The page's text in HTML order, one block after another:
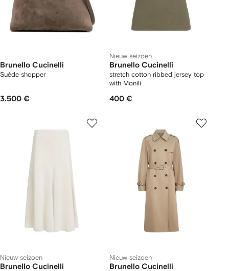
Brunello Cucinelli
Suède shopper
3.500 €
Nieuw seizoen
Brunello Cucinelli
stretch cotton ribbed jersey top
with Monili
400 €
Nieuw seizoen
Brunello Cucinelli
Nieuw seizoen
Brunello Cucinelli